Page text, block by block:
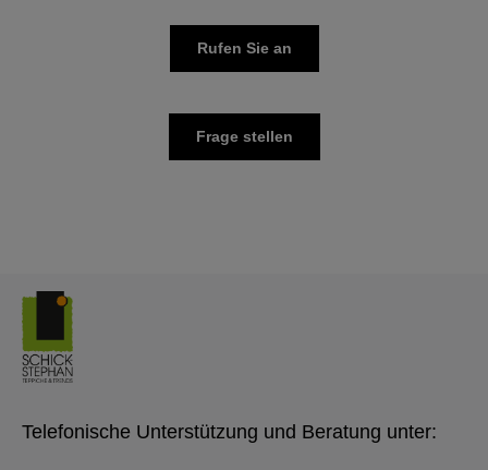
Rufen Sie an
Frage stellen
Telefonische Unterstützung und Beratung unter: